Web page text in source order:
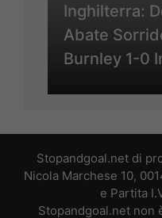
Inghilterra:
Abate
Burnley 1-0
Stopandgoal.net di
Nicola Marchese 10,
e Partita
Stopandgoal.net non